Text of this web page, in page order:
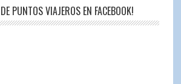
PUNTOS VIAJEROS EN FACEBOOK!